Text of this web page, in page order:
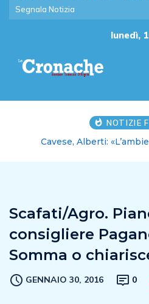
Segnala Notizia
lunedì,
NOTIZIE
Cavese, Alberti:
Scafati/Agro.
consigliere
Somma o
GENNAIO 30, 2016 0